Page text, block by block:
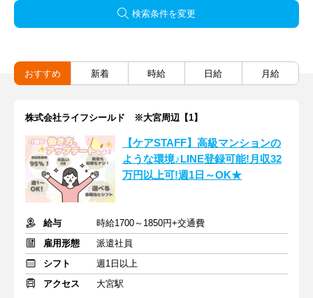
検索条件を変更
おすすめ 新着 時給 日給 月給
株式会社ライフシールド ※大宮周辺【1】
【ケアSTAFF】高級マンションの
ような環境♪LINE登録可能!月収32
万円以上可!週1日～OK★
給与
時給1700～1850円+交通費
雇用形態
派遣社員
シフト
週1日以上
アクセス
大宮駅